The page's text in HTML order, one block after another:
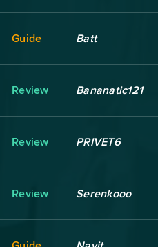
Guide Batt
Review Bananatic121
Review PRIVET6
Review Serenkooo